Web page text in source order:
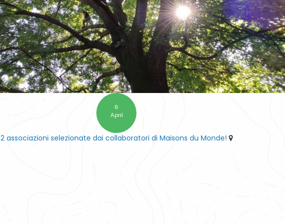
6
April
2 associazioni selezionate dai collaboratori di Maisons du Monde!